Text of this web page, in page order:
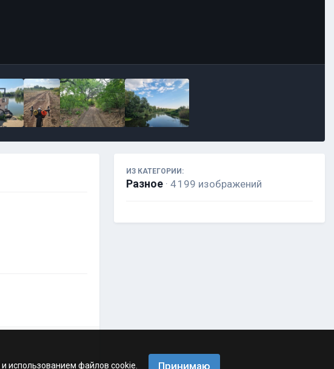
ИЗ КАТЕГОРИИ:
Разное · 4 199 изображений
и использованием файлов cookie. Принимаю